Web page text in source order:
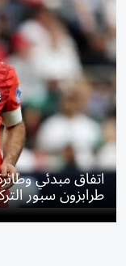
اتفاق مبدئي
طرابزون سبور